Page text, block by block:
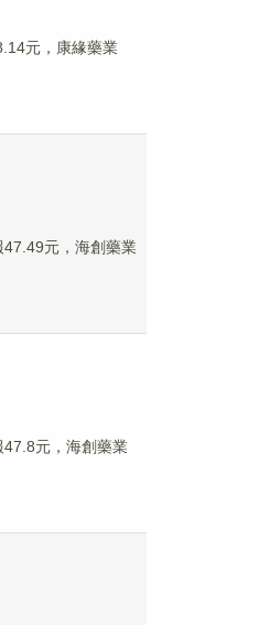
元，康緣藥業
元，海創藥業
元，海創藥業